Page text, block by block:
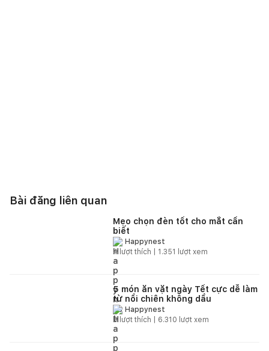
Bài đăng liên quan
Mẹo chọn đèn tốt cho mắt cần
biết
Happynest
4 lượt thích | 1.351 lượt xem
5 món ăn vặt ngày Tết cực dễ làm
từ nồi chiên không dầu
Happynest
8 lượt thích | 6.310 lượt xem